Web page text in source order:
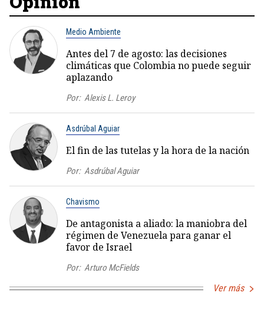
Medio Ambiente
Antes del 7 de agosto: las decisiones
climáticas que Colombia no puede seguir
aplazando
Por: Alexis L. Leroy
Asdrúbal Aguiar
El fin de las tutelas y la hora de la nación
Por: Asdrúbal Aguiar
Chavismo
De antagonista a aliado: la maniobra del
régimen de Venezuela para ganar el
favor de Israel
Por: Arturo McFields
Ver más